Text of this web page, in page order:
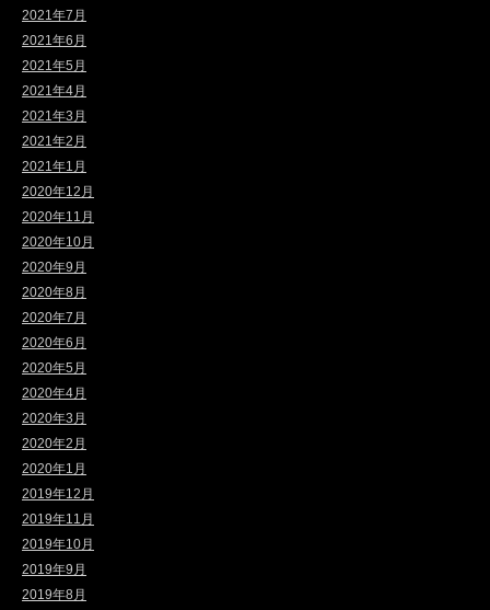
2021年7月
2021年6月
2021年5月
2021年4月
2021年3月
2021年2月
2021年1月
2020年12月
2020年11月
2020年10月
2020年9月
2020年8月
2020年7月
2020年6月
2020年5月
2020年4月
2020年3月
2020年2月
2020年1月
2019年12月
2019年11月
2019年10月
2019年9月
2019年8月